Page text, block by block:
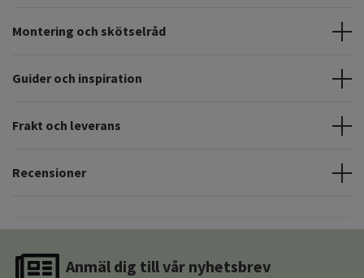
Montering och skötselråd
Guider och inspiration
Frakt och leverans
Recensioner
Anmäl dig till vår nyhetsbrev